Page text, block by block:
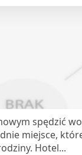
spędzić
miejsce,
Hotel...